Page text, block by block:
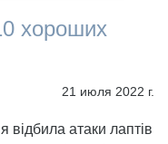
хороших
21 июля 2022 г.
відбила атаки лаптів